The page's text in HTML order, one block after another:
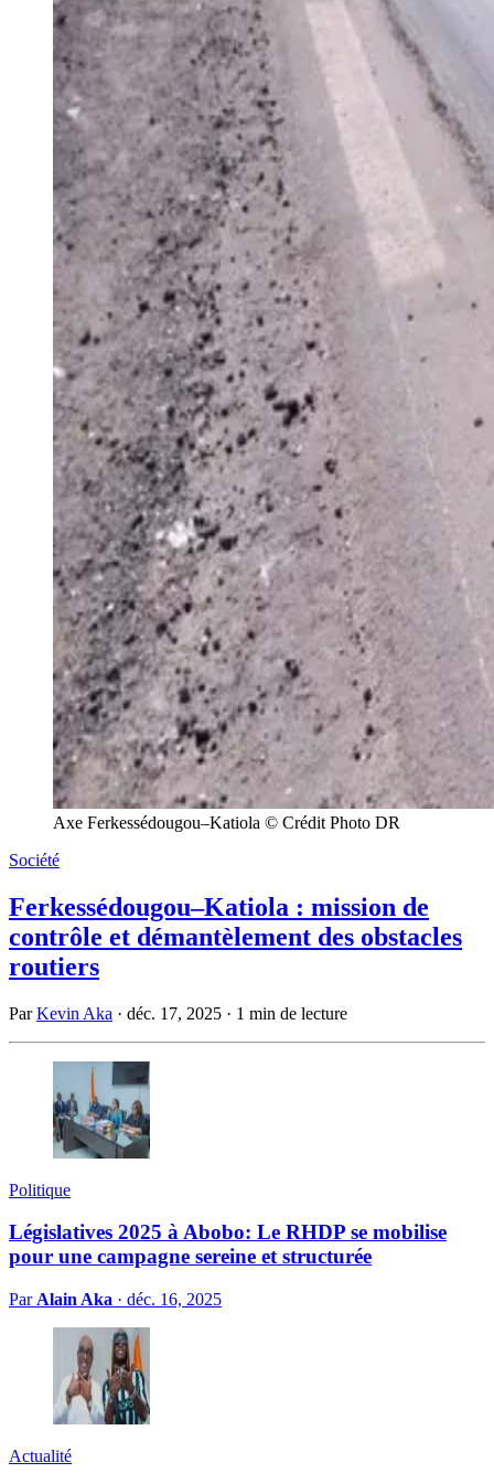
Axe Ferkessédougou–Katiola © Crédit Photo DR
Société
Ferkessédougou–Katiola : mission de
contrôle et démantèlement des obstacles
routiers
ParKevin Aka · déc. 17, 2025 · 1 min de lecture
Politique
Législatives 2025 à Abobo: Le RHDP se mobilise
pour une campagne sereine et structurée
Par Alain Aka · déc. 16, 2025
Actualité